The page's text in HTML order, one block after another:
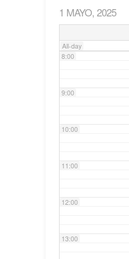
1 MAYO, 2025
All-day
7:00
8:00
9:00
10:00
11:00
12:00
13:00